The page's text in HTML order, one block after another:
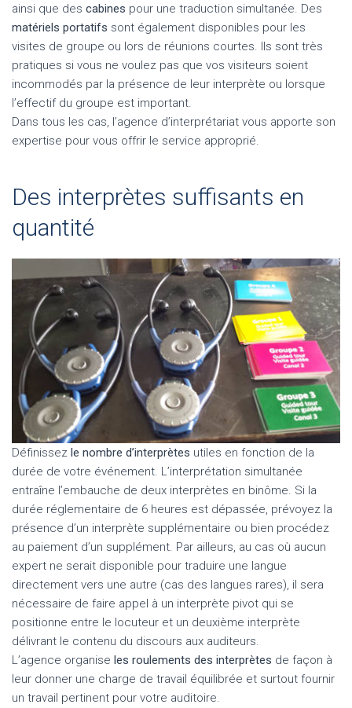
ainsi que des cabines pour une traduction simultanée. Des
matériels portatifs sont également disponibles pour les
visites de groupe ou lors de réunions courtes. Ils sont très
pratiques si vous ne voulez pas que vos visiteurs soient
incommodés par la présence de leur interprète ou lorsque
l’effectif du groupe est important.
Dans tous les cas, l’agence d’interprétariat vous apporte son
expertise pour vous offrir le service approprié.
Des interprètes suffisants en
quantité
Définissez le nombre d’interprètes utiles en fonction de la
durée de votre événement. L’interprétation simultanée
entraîne l’embauche de deux interprètes en binôme. Si la
durée réglementaire de 6 heures est dépassée, prévoyez la
présence d’un interprète supplémentaire ou bien procédez
au paiement d’un supplément. Par ailleurs, au cas où aucun
expert ne serait disponible pour traduire une langue
directement vers une autre (cas des langues rares), il sera
nécessaire de faire appel à un interprète pivot qui se
positionne entre le locuteur et un deuxième interprète
délivrant le contenu du discours aux auditeurs.
L’agence organise les roulements des interprètes de façon à
leur donner une charge de travail équilibrée et surtout fournir
un travail pertinent pour votre auditoire.